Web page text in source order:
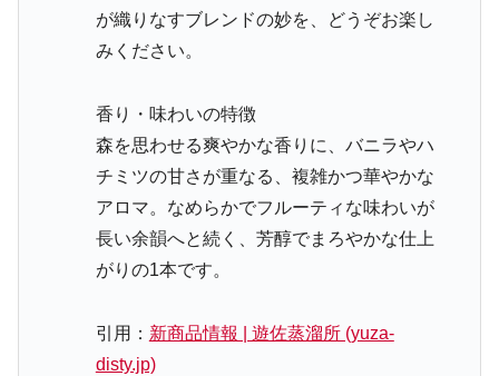
が織りなすブレンドの妙を、どうぞお楽し
みください。
香り・味わいの特徴
森を思わせる爽やかな香りに、バニラやハ
チミツの甘さが重なる、複雑かつ華やかな
アロマ。なめらかでフルーティな味わいが
長い余韻へと続く、芳醇でまろやかな仕上
がりの1本です。
引用： 新商品情報 | 遊佐蒸溜所 (yuza-
disty.jp)